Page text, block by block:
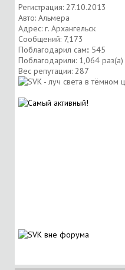
Регистрация: 27.10.2013
Авто: Альмера
Адрес: г. Архангельск
Сообщений: 7,173
Поблагодарил сам:: 545
Поблагодарили: 1,064 раз(а)
Вес репутации: 287